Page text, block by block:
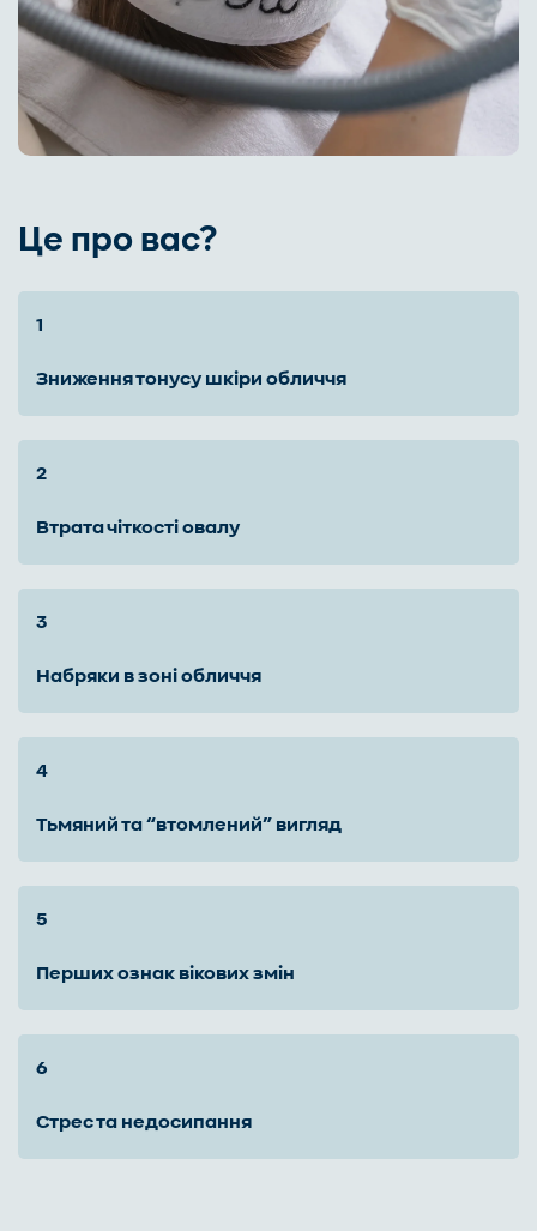
Це про вас?
зниження тонусу шкіри обличчя
втрата чіткості овалу
набряки в зоні обличчя
тьмяний та “втомлений” вигляд
перших ознак вікових змін
стрес та недосипання